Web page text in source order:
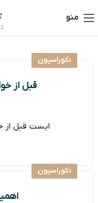
منو
دکوراسیون
قبل از
ایست قبل از
دکوراسیون